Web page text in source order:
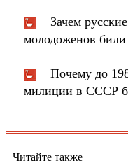
Зачем
молодоженов
Почему до
милиции в СССР
Читайте также